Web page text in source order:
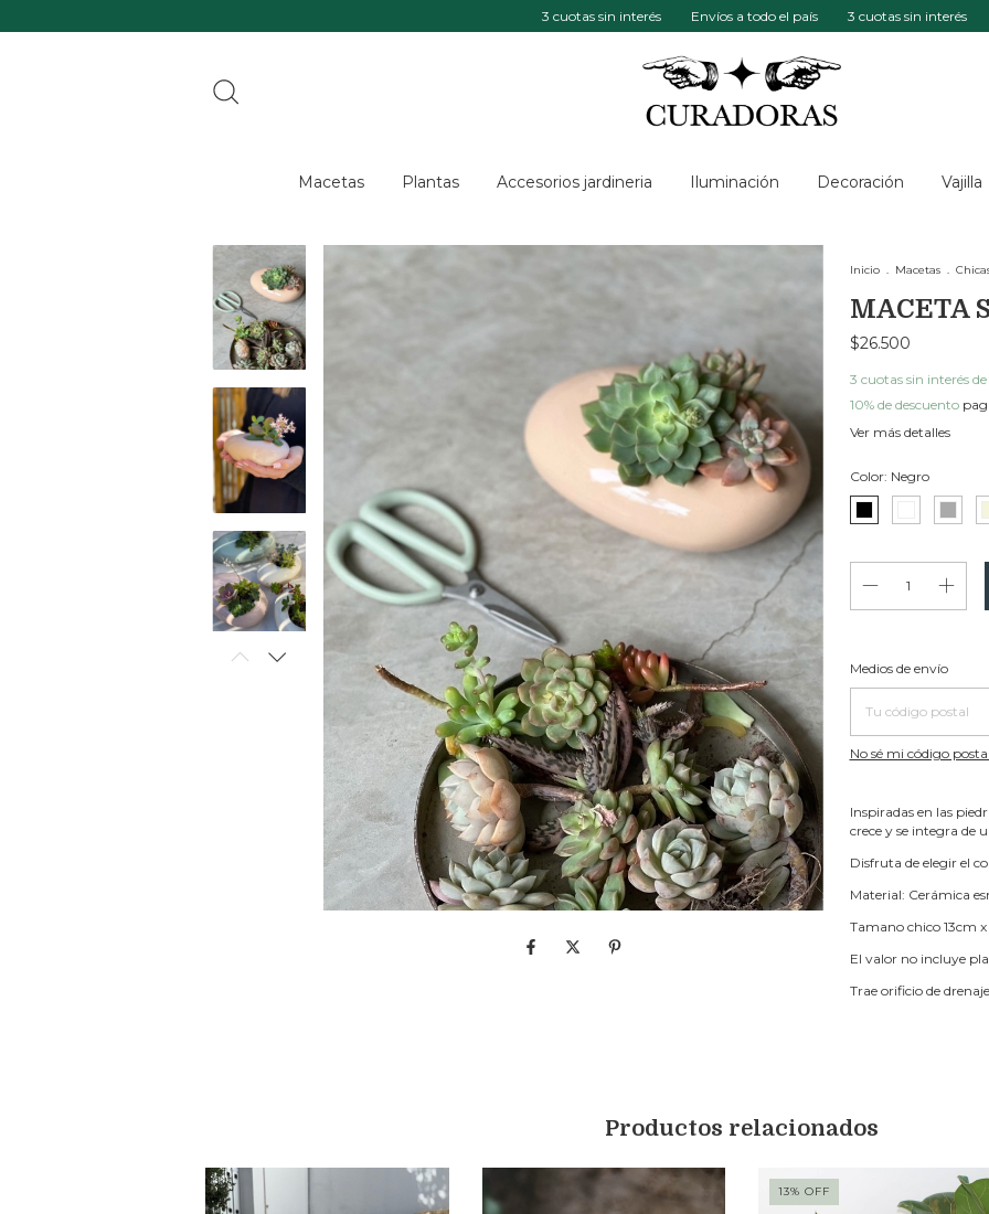
3 cuotas sin interés Envíos a todo el país 3 cuotas sin interés
Macetas Plantas Accesorios jardineria Iluminación Decoración Vajilla
Inicio . Macetas .
MACETA
$26.500
3 cuotas sin interés de
10% de descuento
Ver más detalles
Color: Negro
Entregas para el CP:
Medios de envío
No sé mi código
Inspiradas en las
crece y se integra de
Disfruta de elegir el
Material: Cerámica
Tamano chico 13cm
El valor no incluye
Trae orificio de
Productos relacionados
13% OFF